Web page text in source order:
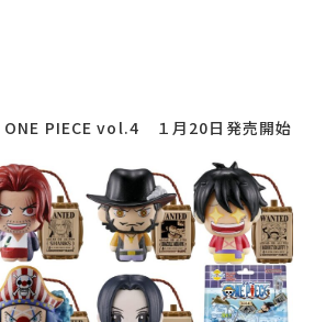
ONE PIECE vol.4 １月20日発売開始